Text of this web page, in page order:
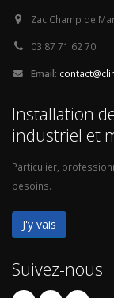
Zac Champ de
03 87 71 62 70
Email:
Installation
industriel et
Particulier,
besoins.
J'y vais
Suivez-nous